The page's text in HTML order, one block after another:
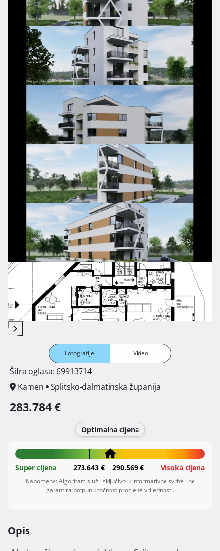
Fotografije Video
Šifra oglasa: 69913714
Kamen
Splitsko-dalmatinska županija
283.784 €
Optimalna cijena
Super cijena 273.643 € 290.569 € Visoka cijena
Napomena: Algoritam služi isključivo u informativne svrhe i ne
garantira potpunu točnost procjene vrijednosti.
Opis